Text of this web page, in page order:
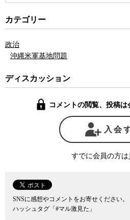
海兵隊は有事の際に真っ先に戦闘地
り、「抑止力とは何ら関係がないとい
氏は言う。また、鳩山首相が名指しで
に海兵隊を配置する理由になどならな
こう論じる孫崎氏は海兵隊のみなら
軍の抑止力は、核兵器に対する抑止
て、もはや米国が中国と一戦を構える
米軍は核に対する抑止力も通常兵器に
供できていない。仮に尖閣諸島などを
もアメリカ軍は動かないだろう。まし
力を持つ相手に対して、他国をまもる
ることなどあり得ない。だから孫崎氏
では、なぜアメリカは、抑止効果の
続け、新たな基地の建設を強硬に求め
の海兵隊が沖縄にいることの最大の理
カテゴリー
政治
沖縄米軍基地問題
ディスカッション
コメントの閲覧、投稿
入会
すでに会員の方は
SNSに感想やコメントをお寄せください。
ハッシュタグ「#マル激見た」